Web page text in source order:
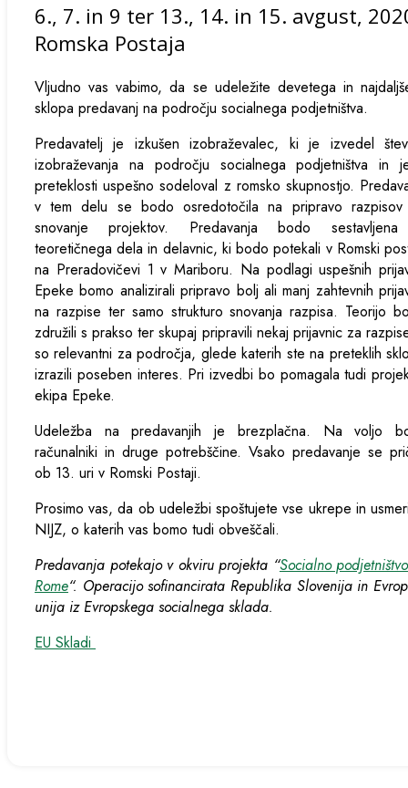
6., 7. in 9 ter 13., 14. in 15. avgust,
Romska Postaja
Vljudno vas vabimo, da se udeležite devetega in
sklopa predavanj na področju socialnega podjetništva.
Predavatelj je izkušen izobraževalec, ki je izvedel
izobraževanja na področju socialnega podjetništva in
preteklosti uspešno sodeloval z romsko skupnostjo.
v tem delu se bodo osredotočila na pripravo
snovanje projektov. Predavanja bodo
teoretičnega dela in delavnic, ki bodo potekali v Romski
na Preradovičevi 1 v Mariboru. Na podlagi uspešnih
Epeke bomo analizirali pripravo bolj ali manj zahtevnih
na razpise ter samo strukturo snovanja razpisa. Teorijo
združili s prakso ter skupaj pripravili nekaj prijavnic za
so relevantni za področja, glede katerih ste na preteklih
izrazili poseben interes. Pri izvedbi bo pomagala tudi
ekipa Epeke.
Udeležba na predavanjih je brezplačna. Na voljo
računalniki in druge potrebščine. Vsako predavanje se
ob 13. uri v Romski Postaji.
Prosimo vas, da ob udeležbi spoštujete vse ukrepe in
NIJZ, o katerih vas bomo tudi obveščali.
Predavanja potekajo v okviru projekta “Socialno
Rome“. Operacijo sofinancirata Republika Slovenija in
unija iz Evropskega socialnega sklada.
EU Skladi